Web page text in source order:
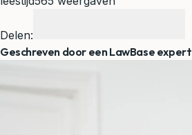
Delen:
Geschreven door een LawBase expert